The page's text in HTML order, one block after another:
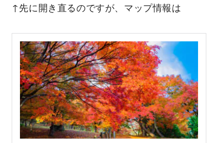
↑先に開き直るのですが、マップ情報は